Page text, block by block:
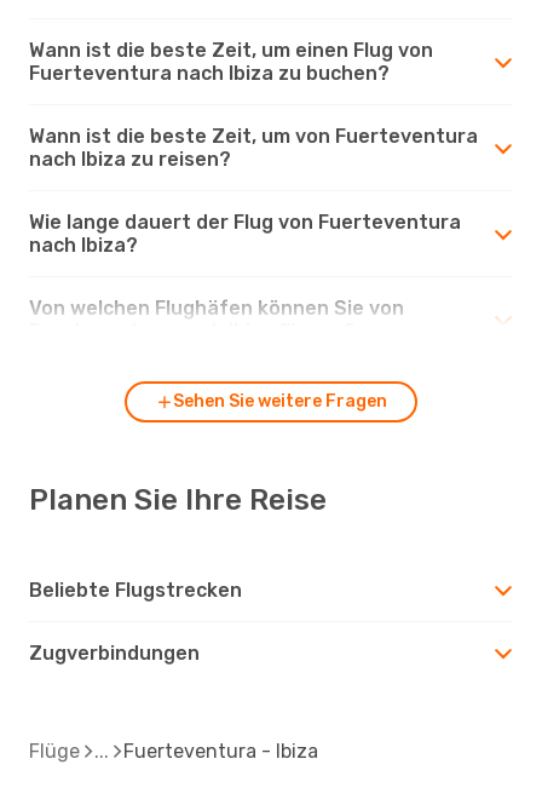
Wann ist die beste Zeit, um einen Flug von
Fuerteventura nach Ibiza zu buchen?
Wann ist die beste Zeit, um von Fuerteventura
nach Ibiza zu reisen?
Wie lange dauert der Flug von Fuerteventura
nach Ibiza?
Von welchen Flughäfen können Sie von
Sehen Sie weitere Fragen
Planen Sie Ihre Reise
Beliebte Flugstrecken
Zugverbindungen
Flüge Fuerteventura - Ibiza